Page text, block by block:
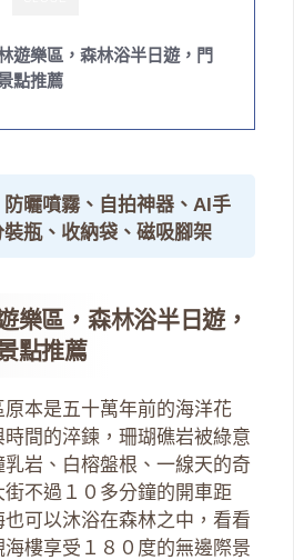
遊樂區，森林浴半日遊，門
點推薦
曬噴霧、自拍神器、AI手
瓶、收納袋、磁吸腳架
樂區，森林浴半日遊，
點推薦
本是五十萬年前的海洋花
間的淬鍊，珊瑚礁岩被綠意
岩、白榕盤根、一線天的奇
不過１０多分鐘的開車距
可以沐浴在森林之中，看看
樓享受１８０度的無邊際景